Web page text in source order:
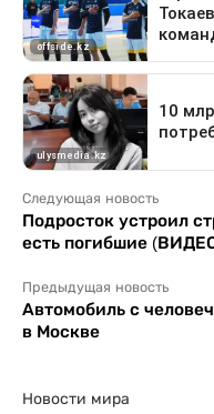
Следующая новость
Подросток устроил
есть погибшие
Предыдущая новость
Автомобиль с
в Москве
Новости мира